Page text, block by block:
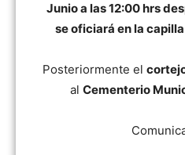
Junio a las 12:00 hrs
se oficiará en la
Posteriormente el
al Cementerio